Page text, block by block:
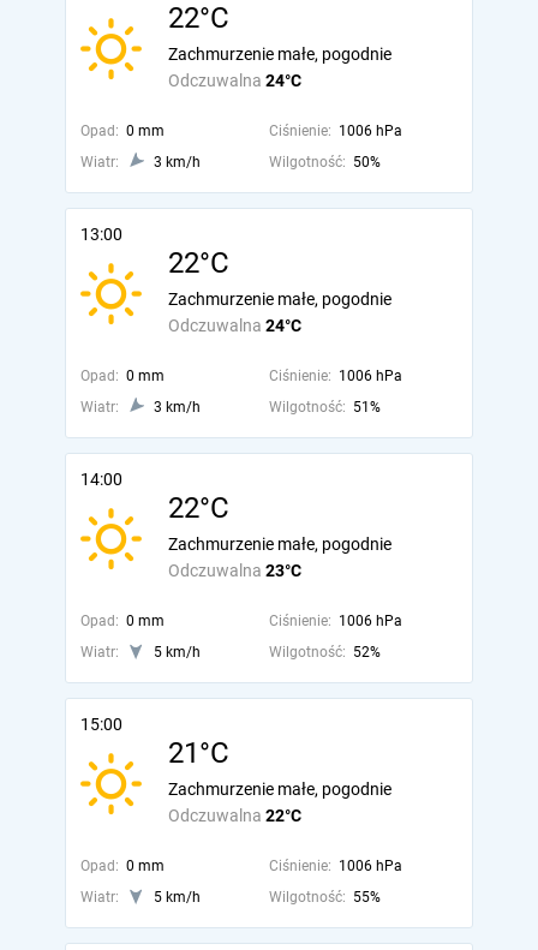
22°C
Odczuwalna 24°C
Zachmurzenie małe, pogodnie
Opad: 0 mm Ciśnienie: 1006 hPa
Wiatr:
3 km/h Wilgotność: 50%
13:00
22°C
Odczuwalna 24°C
Zachmurzenie małe, pogodnie
Opad: 0 mm Ciśnienie: 1006 hPa
Wiatr:
3 km/h Wilgotność: 51%
14:00
22°C
Odczuwalna 23°C
Zachmurzenie małe, pogodnie
Opad: 0 mm Ciśnienie: 1006 hPa
Wiatr:
5 km/h Wilgotność: 52%
15:00
21°C
Odczuwalna 22°C
Zachmurzenie małe, pogodnie
Opad: 0 mm Ciśnienie: 1006 hPa
Wiatr:
5 km/h Wilgotność: 55%